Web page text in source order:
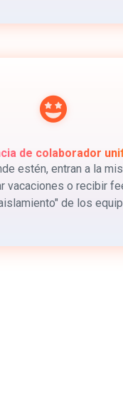
de colaborador
estén, entran a la
vacaciones o recibir
de los